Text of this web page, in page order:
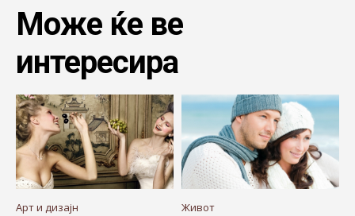
Може ќе ве
интересира
Арт и дизајн Живот